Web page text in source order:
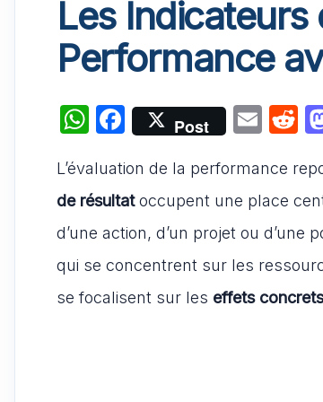
Les Indicateurs
Performance
W
at
s
A
p
p
F
a
c
e
b
o
o
Post
E
ai
l
R
d
di
t
L’évaluation de la performance
de résultatoccupent une place
d’une action, d’un projet ou
qui se concentrent sur les
se focalisent sur les effets